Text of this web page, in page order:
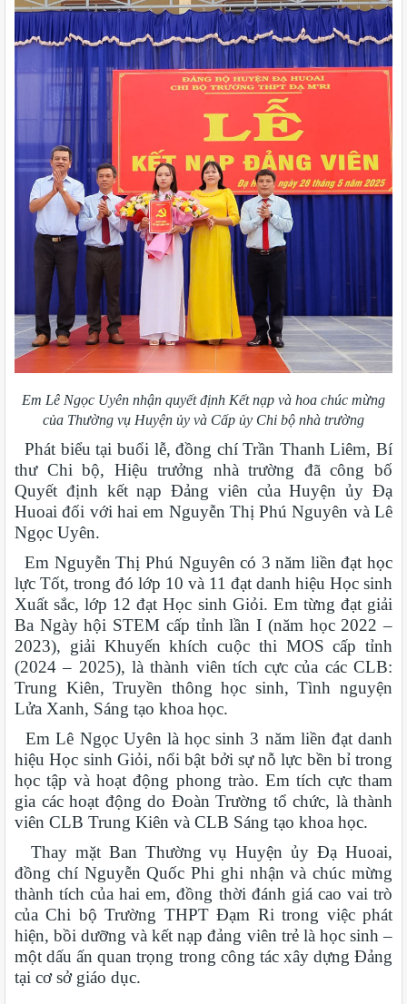
Em Lê Ngọc Uyên nhận quyết định Kết nạp và hoa chúc mừng
của Thường vụ Huyện ủy và Cấp ủy Chi bộ nhà trường
Phát biểu tại buổi lễ, đồng chí Trần Thanh Liêm, Bí
thư Chi bộ, Hiệu trưởng nhà trường đã công bố
Quyết định kết nạp Đảng viên của Huyện ủy Đạ
Huoai đối với hai em Nguyễn Thị Phú Nguyên và Lê
Ngọc Uyên.
Em Nguyễn Thị Phú Nguyên có 3 năm liền đạt học
lực Tốt, trong đó lớp 10 và 11 đạt danh hiệu Học sinh
Xuất sắc, lớp 12 đạt Học sinh Giỏi. Em từng đạt giải
Ba Ngày hội STEM cấp tỉnh lần I (năm học 2022 –
2023), giải Khuyến khích cuộc thi MOS cấp tỉnh
(2024 – 2025), là thành viên tích cực của các CLB:
Trung Kiên, Truyền thông học sinh, Tình nguyện
Lửa Xanh, Sáng tạo khoa học.
Em Lê Ngọc Uyên là học sinh 3 năm liền đạt danh
hiệu Học sinh Giỏi, nổi bật bởi sự nỗ lực bền bỉ trong
học tập và hoạt động phong trào. Em tích cực tham
gia các hoạt động do Đoàn Trường tổ chức, là thành
viên CLB Trung Kiên và CLB Sáng tạo khoa học.
Thay mặt Ban Thường vụ Huyện ủy Đạ Huoai,
đồng chí Nguyễn Quốc Phi ghi nhận và chúc mừng
thành tích của hai em, đồng thời đánh giá cao vai trò
của Chi bộ Trường THPT Đạm Ri trong việc phát
hiện, bồi dưỡng và kết nạp đảng viên trẻ là học sinh –
một dấu ấn quan trọng trong công tác xây dựng Đảng
tại cơ sở giáo dục.